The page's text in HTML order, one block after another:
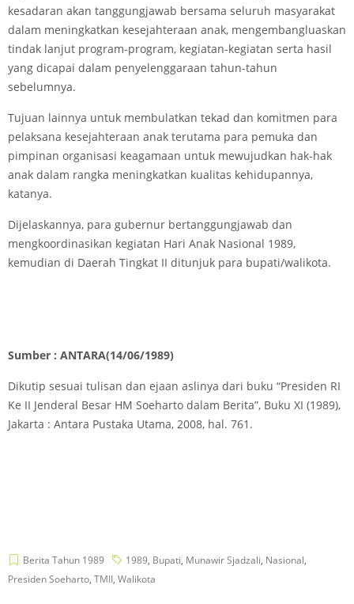
kesadaran akan tanggungjawab bersama seluruh masyarakat
dalam meningkatkan kesejahteraan anak, mengembangluaskan
tindak lanjut program-program, kegiatan-kegiatan serta hasil
yang dicapai dalam penyelenggaraan tahun-tahun
sebelumnya.
Tujuan lainnya untuk membulatkan tekad dan komitmen para
pelaksana kesejahteraan anak terutama para pemuka dan
pimpinan organisasi keagamaan untuk mewujudkan hak-hak
anak dalam rangka meningkatkan kualitas kehidupannya,
katanya.
Dijelaskannya, para gubernur bertanggungjawab dan
mengkoordinasikan kegiatan Hari Anak Nasional 1989,
kemudian di Daerah Tingkat II ditunjuk para bupati/walikota.
Sumber : ANTARA(14/06/1989)
Dikutip sesuai tulisan dan ejaan aslinya dari buku “Presiden RI
Ke II Jenderal Besar HM Soeharto dalam Berita”, Buku XI (1989),
Jakarta : Antara Pustaka Utama, 2008, hal. 761.
Berita Tahun 1989 1989, Bupati, Munawir Sjadzali, Nasional,
Presiden Soeharto, TMII, Walikota